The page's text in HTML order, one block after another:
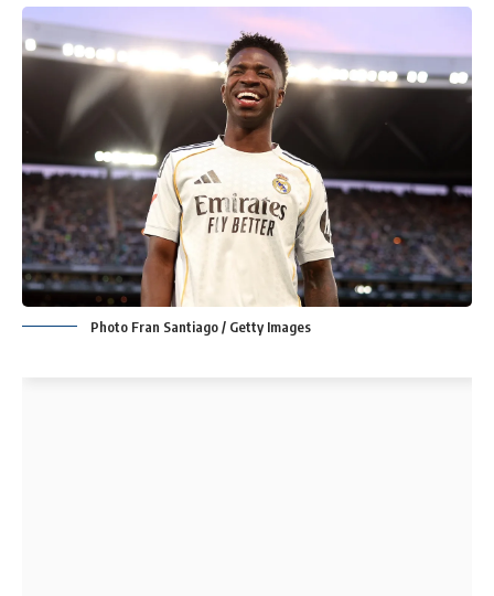
Photo Fran Santiago / Getty Images